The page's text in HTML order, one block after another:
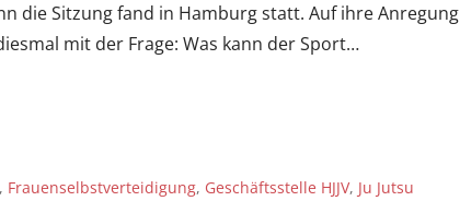
die Sitzung fand in Hamburg statt. Auf ihre Anregung
mit der Frage: Was kann der Sport…
, Frauenselbstverteidigung, Geschäftsstelle HJJV, Ju Jutsu